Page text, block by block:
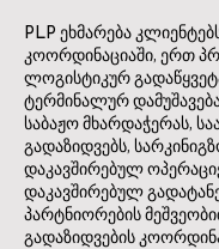
PLP ეხმარება
კოორდინაციაში, ერთ
ლოგისტიკურ
ტერმინალურ
საბაჟო მხარდაჭერას,
გადაზიდვებს,
დაკავშირებულ
დაკავშირებულ
პარტნიორების
გადაზიდვების